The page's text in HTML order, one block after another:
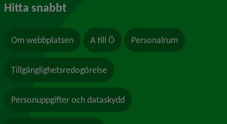
Hitta snabbt
Om webbplatsen A till Ö Personalrum
Tillgänglighetsredogörelse
Personuppgifter och dataskydd